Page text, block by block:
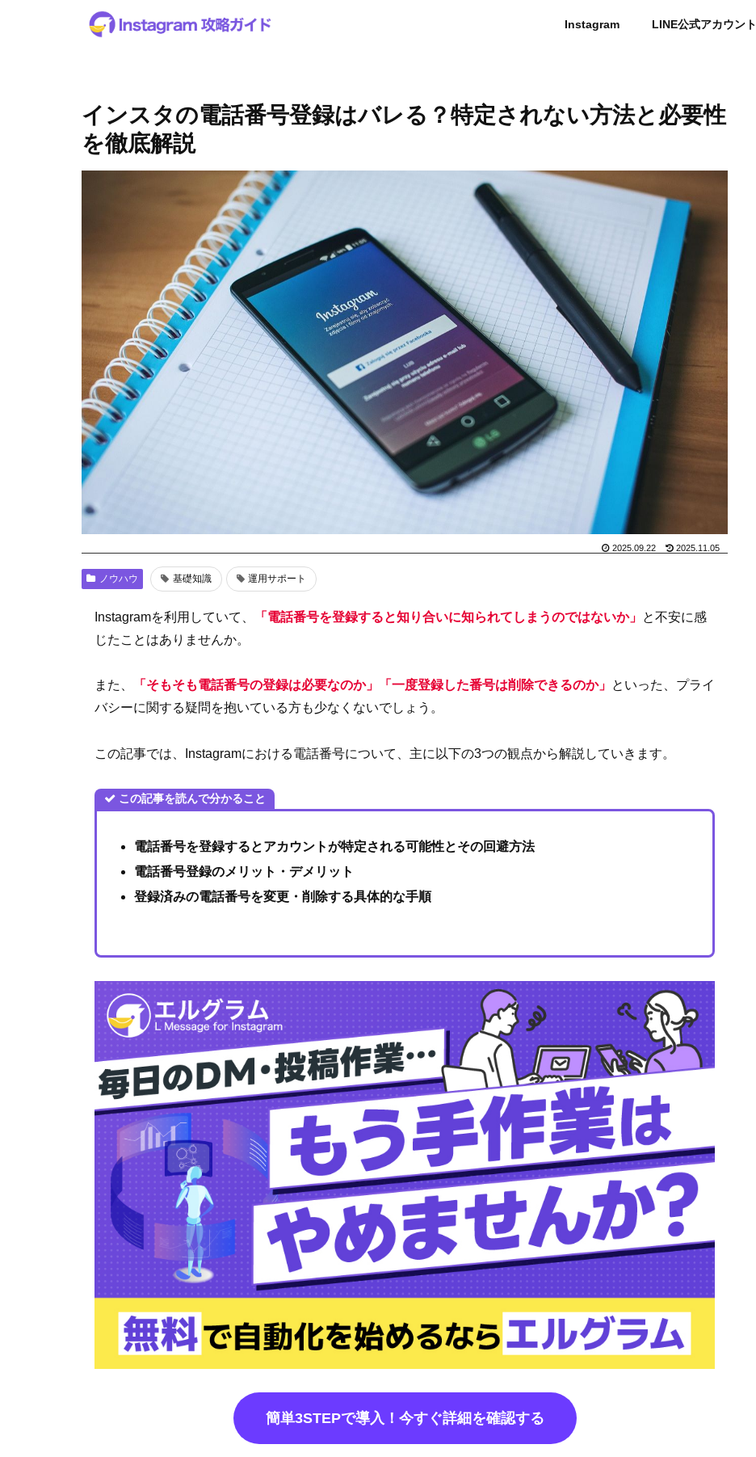
Instagram LINE公式アカウント
インスタの電話番号登録はバレる？特定されない方法と必要性
を徹底解説
2025.09.22 2025.11.05
ノウハウ 基礎知識 運用サポート
Instagramを利用していて、 「電話番号を登録すると知り合いに知られてしまうのではないか」 と不安に感
じたことはありませんか。
また、 「そもそも電話番号の登録は必要なのか」「一度登録した番号は削除できるのか」 といった、プライ
バシーに関する疑問を抱いている方も少なくないでしょう。
この記事では、Instagramにおける電話番号について、主に以下の3つの観点から解説していきます。
この記事を読んで分かること
電話番号を登録するとアカウントが特定される可能性とその回避方法
電話番号登録のメリット・デメリット
登録済みの電話番号を変更・削除する具体的な手順
簡単3STEPで導入！今すぐ詳細を確認する